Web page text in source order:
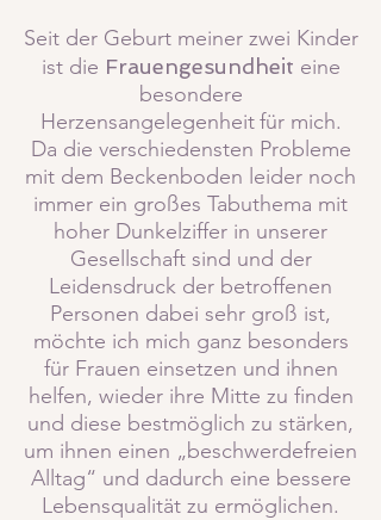
Seit der Geburt meiner zwei Kinder
ist die Frauengesundheit eine
besondere
Herzensangelegenheit für mich.
Da die verschiedensten Probleme
mit dem Beckenboden leider noch
immer ein großes Tabuthema mit
hoher Dunkelziffer in unserer
Gesellschaft sind und der
Leidensdruck der betroffenen
Personen dabei sehr groß ist,
möchte ich mich ganz besonders
für Frauen einsetzen und ihnen
helfen, wieder ihre Mitte zu finden
und diese bestmöglich zu stärken,
um ihnen einen „beschwerdefreien
Alltag“ und dadurch eine bessere
Lebensqualität zu ermöglichen.